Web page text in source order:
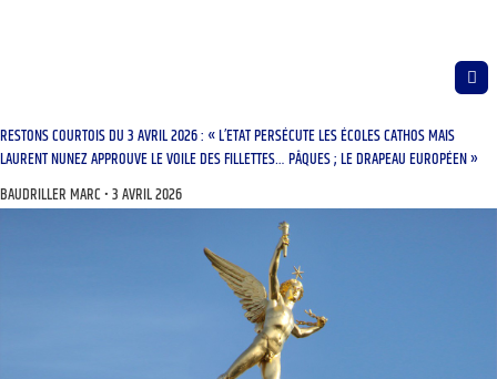
RESTONS COURTOIS DU 3 AVRIL 2026 : « L’ETAT PERSÉCUTE LES ÉCOLES CATHOS MAIS
LAURENT NUNEZ APPROUVE LE VOILE DES FILLETTES… PÂQUES ; LE DRAPEAU EUROPÉEN »
BAUDRILLER MARC 3 AVRIL 2026